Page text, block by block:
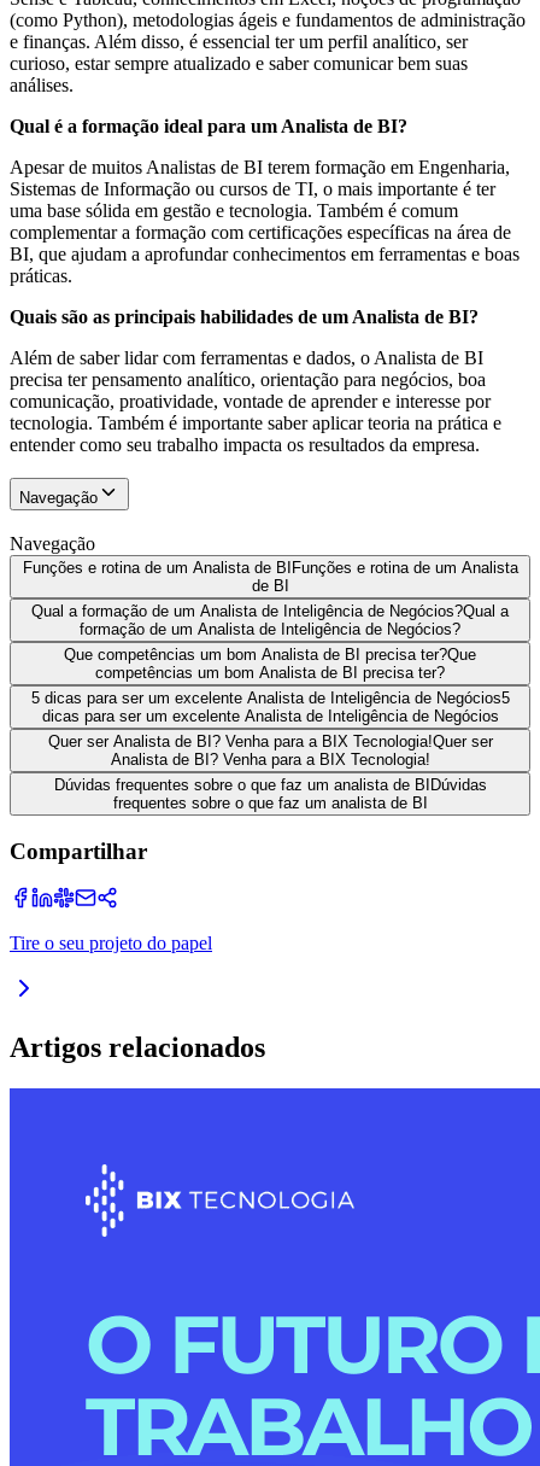
(como Python), metodologias ágeis e fundamentos de administração
e finanças. Além disso, é essencial ter um perfil analítico, ser
curioso, estar sempre atualizado e saber comunicar bem suas
análises.
Qual é a formação ideal para um Analista de BI?
Apesar de muitos Analistas de BI terem formação em Engenharia,
Sistemas de Informação ou cursos de TI, o mais importante é ter
uma base sólida em gestão e tecnologia. Também é comum
complementar a formação com certificações específicas na área de
BI, que ajudam a aprofundar conhecimentos em ferramentas e boas
práticas.
Quais são as principais habilidades de um Analista de BI?
Além de saber lidar com ferramentas e dados, o Analista de BI
precisa ter pensamento analítico, orientação para negócios, boa
comunicação, proatividade, vontade de aprender e interesse por
tecnologia. Também é importante saber aplicar teoria na prática e
entender como seu trabalho impacta os resultados da empresa.
Navegação
Navegação
Funções e rotina de um Analista de BI Funções e rotina de um Analista
de BI
Qual a formação de um Analista de Inteligência de Negócios?Qual a
formação de um Analista de Inteligência de Negócios?
Que competências um bom Analista de BI precisa ter?Que
competências um bom Analista de BI precisa ter?
5 dicas para ser um excelente Analista de Inteligência de Negócios5
dicas para ser um excelente Analista de Inteligência de Negócios
Quer ser Analista de BI? Venha para a BIX Tecnologia!Quer ser
Analista de BI? Venha para a BIX Tecnologia!
Dúvidas frequentes sobre o que faz um analista de BI Dúvidas
frequentes sobre o que faz um analista de BI
Compartilhar
Tire o seu projeto do papel
Artigos relacionados